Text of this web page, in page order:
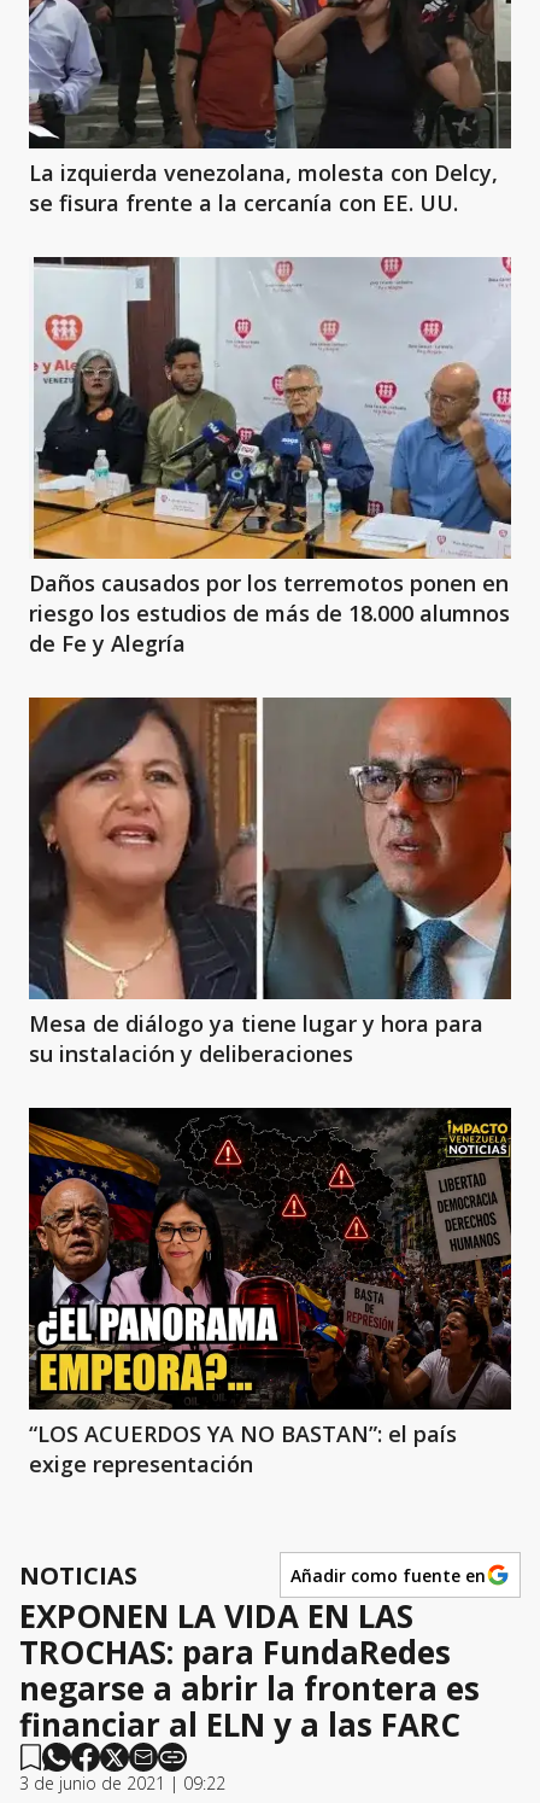
La izquierda venezolana, molesta con Delcy,
se fisura frente a la cercanía con EE. UU.
Daños causados por los terremotos ponen en
riesgo los estudios de más de 18.000 alumnos
de Fe y Alegría
Mesa de diálogo ya tiene lugar y hora para
su instalación y deliberaciones
“LOS ACUERDOS YA NO BASTAN”: el país
exige representación
NOTICIAS Añadir como fuente en
EXPONEN LA VIDA EN LAS
TROCHAS: para FundaRedes
negarse a abrir la frontera es
financiar al ELN y a las FARC
3 de junio de 2021 | 09:22